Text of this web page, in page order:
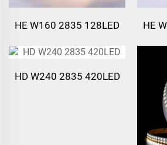
HE W160 2835 128LED HE
HD W240 2835 420LED